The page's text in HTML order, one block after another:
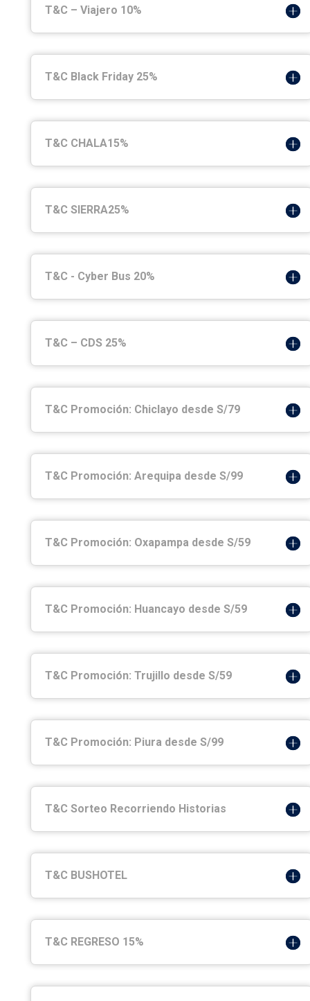
T&C – Viajero 10%
T&C Black Friday 25%
T&C CHALA15%
T&C SIERRA25%
T&C - Cyber Bus 20%
T&C – CDS 25%
T&C Promoción: Chiclayo desde S/79
T&C Promoción: Arequipa desde S/99
T&C Promoción: Oxapampa desde S/59
T&C Promoción: Huancayo desde S/59
T&C Promoción: Trujillo desde S/59
T&C Promoción: Piura desde S/99
T&C Sorteo Recorriendo Historias
T&C BUSHOTEL
T&C REGRESO 15%